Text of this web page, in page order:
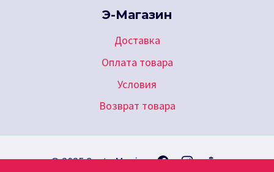
Э-Магазин
Доставка
Оплата товара
Условия
Возврат товара
© 2025 Santa Monica